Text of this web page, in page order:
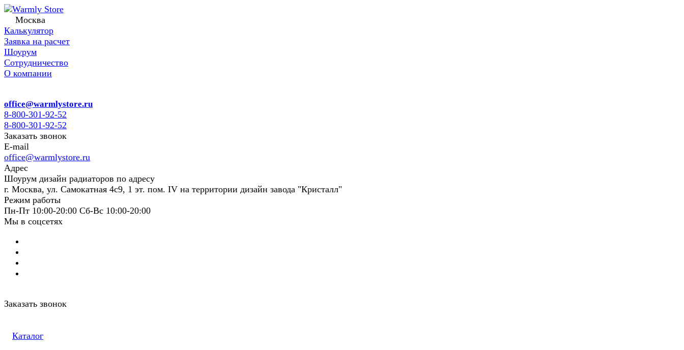
Москва
Калькулятор
Заявка на расчет
Шоурум
Сотрудничество
О компании
office@warmlystore.ru
8-800-301-92-52
8-800-301-92-52
Заказать звонок
E-mail
office@warmlystore.ru
Адрес
Шоурум дизайн радиаторов по адресу
г. Москва, ул. Самокатная 4с9, 1 эт. пом. IV на территории дизайн завода "Кристалл"
Режим работы
Пн-Пт 10:00-20:00 Сб-Вс 10:00-20:00
Мы в соцсетях
Заказать звонок
Каталог